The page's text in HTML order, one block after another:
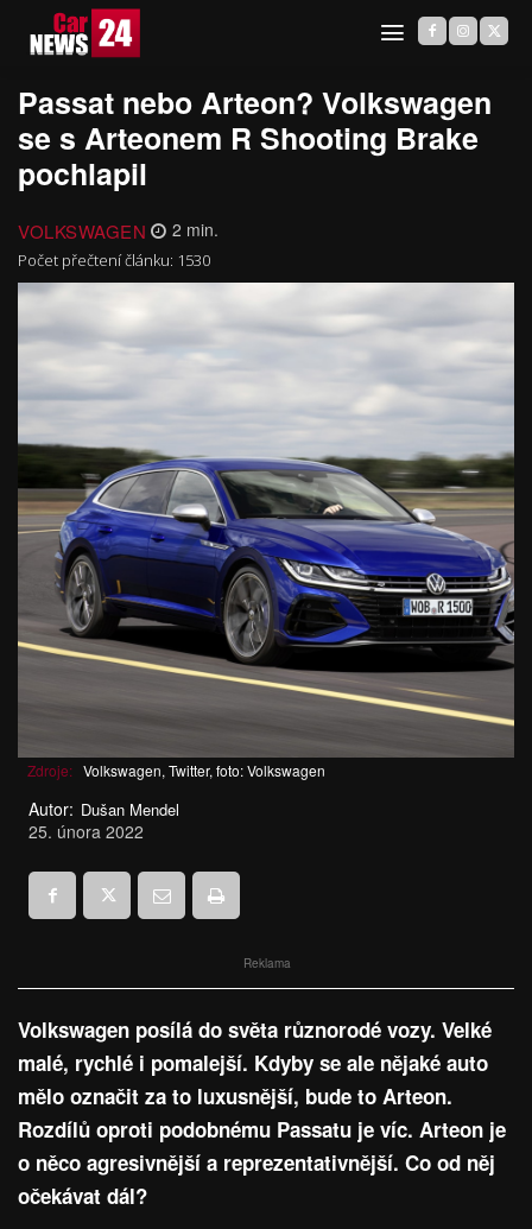
Passat nebo Arteon? Volkswagen
se s Arteonem R Shooting Brake
pochlapil
VOLKSWAGEN 2 min.
Počet přečtení článku: 1530
Zdroje: Volkswagen, Twitter, foto: Volkswagen
Autor: Dušan Mendel
25. února 2022
Reklama
Volkswagen posílá do světa různorodé vozy. Velké
malé, rychlé i pomalejší. Kdyby se ale nějaké auto
mělo označit za to luxusnější, bude to Arteon.
Rozdílů oproti podobnému Passatu je víc. Arteon je
o něco agresivnější a reprezentativnější. Co od něj
očekávat dál?